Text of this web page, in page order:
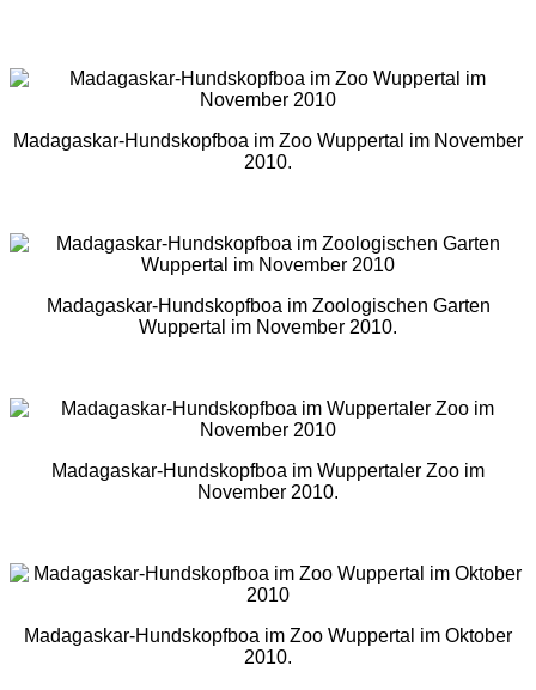
Madagaskar-Hundskopfboa im Zoo Wuppertal im November
2010.
Madagaskar-Hundskopfboa im Zoologischen Garten
Wuppertal im November 2010.
Madagaskar-Hundskopfboa im Wuppertaler Zoo im
November 2010.
Madagaskar-Hundskopfboa im Zoo Wuppertal im Oktober
2010.